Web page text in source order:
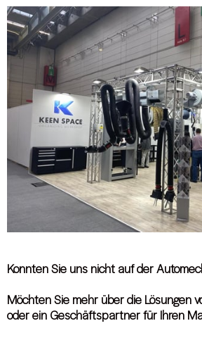
Konnten Sie uns nicht auf der
Möchten Sie mehr über die Lösungen
oder ein Geschäftspartner für Ihren